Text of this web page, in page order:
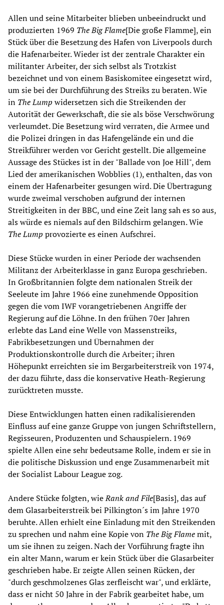
Allen und seine Mitarbeiter blieben unbeeindruckt und
produzierten 1969 The Big Flame[Die große Flamme], ein
Stück über die Besetzung des Hafen von Liverpools durch
die Hafenarbeiter. Wieder ist der zentrale Charakter ein
militanter Arbeiter, der sich selbst als Trotzkist
bezeichnet und von einem Basiskomitee eingesetzt wird,
um sie bei der Durchführung des Streiks zu beraten. Wie
in The Lump widersetzen sich die Streikenden der
Autorität der Gewerkschaft, die sie als böse Verschwörung
verleumdet. Die Besetzung wird verraten, die Armee und
die Polizei dringen in das Hafengelände ein und die
Streikführer werden vor Gericht gestellt. Die allgemeine
Aussage des Stückes ist in der "Ballade von Joe Hill", dem
Lied der amerikanischen Wobblies (1), enthalten, das von
einem der Hafenarbeiter gesungen wird. Die Übertragung
wurde zweimal verschoben aufgrund der internen
Streitigkeiten in der BBC, und eine Zeit lang sah es so aus,
als würde es niemals auf den Bildschirm gelangen. Wie
The Lump provozierte es einen Aufschrei.
Diese Stücke wurden in einer Periode der wachsenden
Militanz der Arbeiterklasse in ganz Europa geschrieben.
In Großbritannien folgte dem nationalen Streik der
Seeleute im Jahre 1966 eine zunehmende Opposition
gegen die vom IWF vorangetriebenen Angriffe der
Regierung auf die Löhne. In den frühen 70er Jahren
erlebte das Land eine Welle von Massenstreiks,
Fabrikbesetzungen und Übernahmen der
Produktionskontrolle durch die Arbeiter; ihren
Höhepunkt erreichten sie im Bergarbeiterstreik von 1974,
der dazu führte, dass die konservative Heath-Regierung
zurücktreten musste.
Diese Entwicklungen hatten einen radikalisierenden
Einfluss auf eine ganze Gruppe von jungen Schriftstellern,
Regisseuren, Produzenten und Schauspielern. 1969
spielte Allen eine sehr bedeutsame Rolle, indem er sie in
die politische Diskussion und enge Zusammenarbeit mit
der Socialist Labour League zog.
Andere Stücke folgten, wieRank and File[Basis], das auf
dem Glasarbeiterstreik bei Pilkington´s im Jahre 1970
beruhte. Allen erhielt eine Einladung mit den Streikenden
zu sprechen und nahm eine Kopie von The Big Flamemit,
um sie ihnen zu zeigen. Nach der Vorführung fragte ihn
ein alter Mann, warum er kein Stück über die Glasarbeiter
geschrieben habe. Er zeigte Allen seinen Rücken, der
"durch geschmolzenes Glas zerfleischt war", und erklärte,
dass er nicht 50 Jahre in der Fabrik gearbeitet habe, um